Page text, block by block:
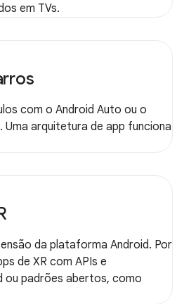
em TVs.
com o Android Auto ou o
Uma arquitetura de app funciona
da plataforma Android. Por
de XR com APIs e
ou padrões abertos, como